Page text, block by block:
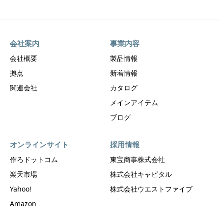
会社案内
会社概要
拠点
関連会社
事業内容
製品情報
新着情報
カタログ
メインアイテム
ブログ
オンラインサイト
作ろドットコム
楽天市場
Yahoo!
Amazon
採用情報
東宝商事株式会社
株式会社キャピタル
株式会社ウエストファイブ